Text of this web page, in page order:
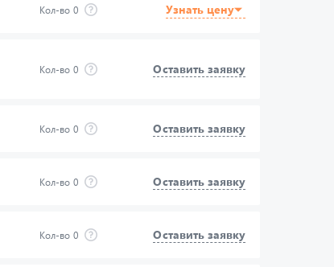
Кол-во 0 Узнать цену
Кол-во 0 Оставить заявку
Кол-во 0 Оставить заявку
Кол-во 0 Оставить заявку
Кол-во 0 Оставить заявку